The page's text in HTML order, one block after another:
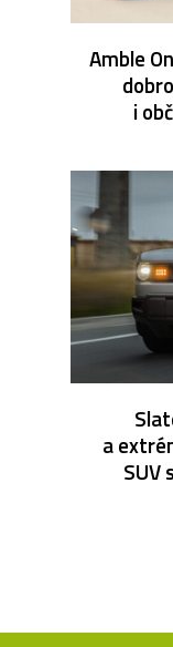
Amble
i
a
SUV